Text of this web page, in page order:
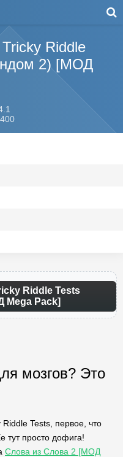
Riddle
2) [МОД
Riddle Tests
Pack]
мозгов? Это
Tests, первое, что
тут просто дофига!
Слова из Слова 2 [МОД